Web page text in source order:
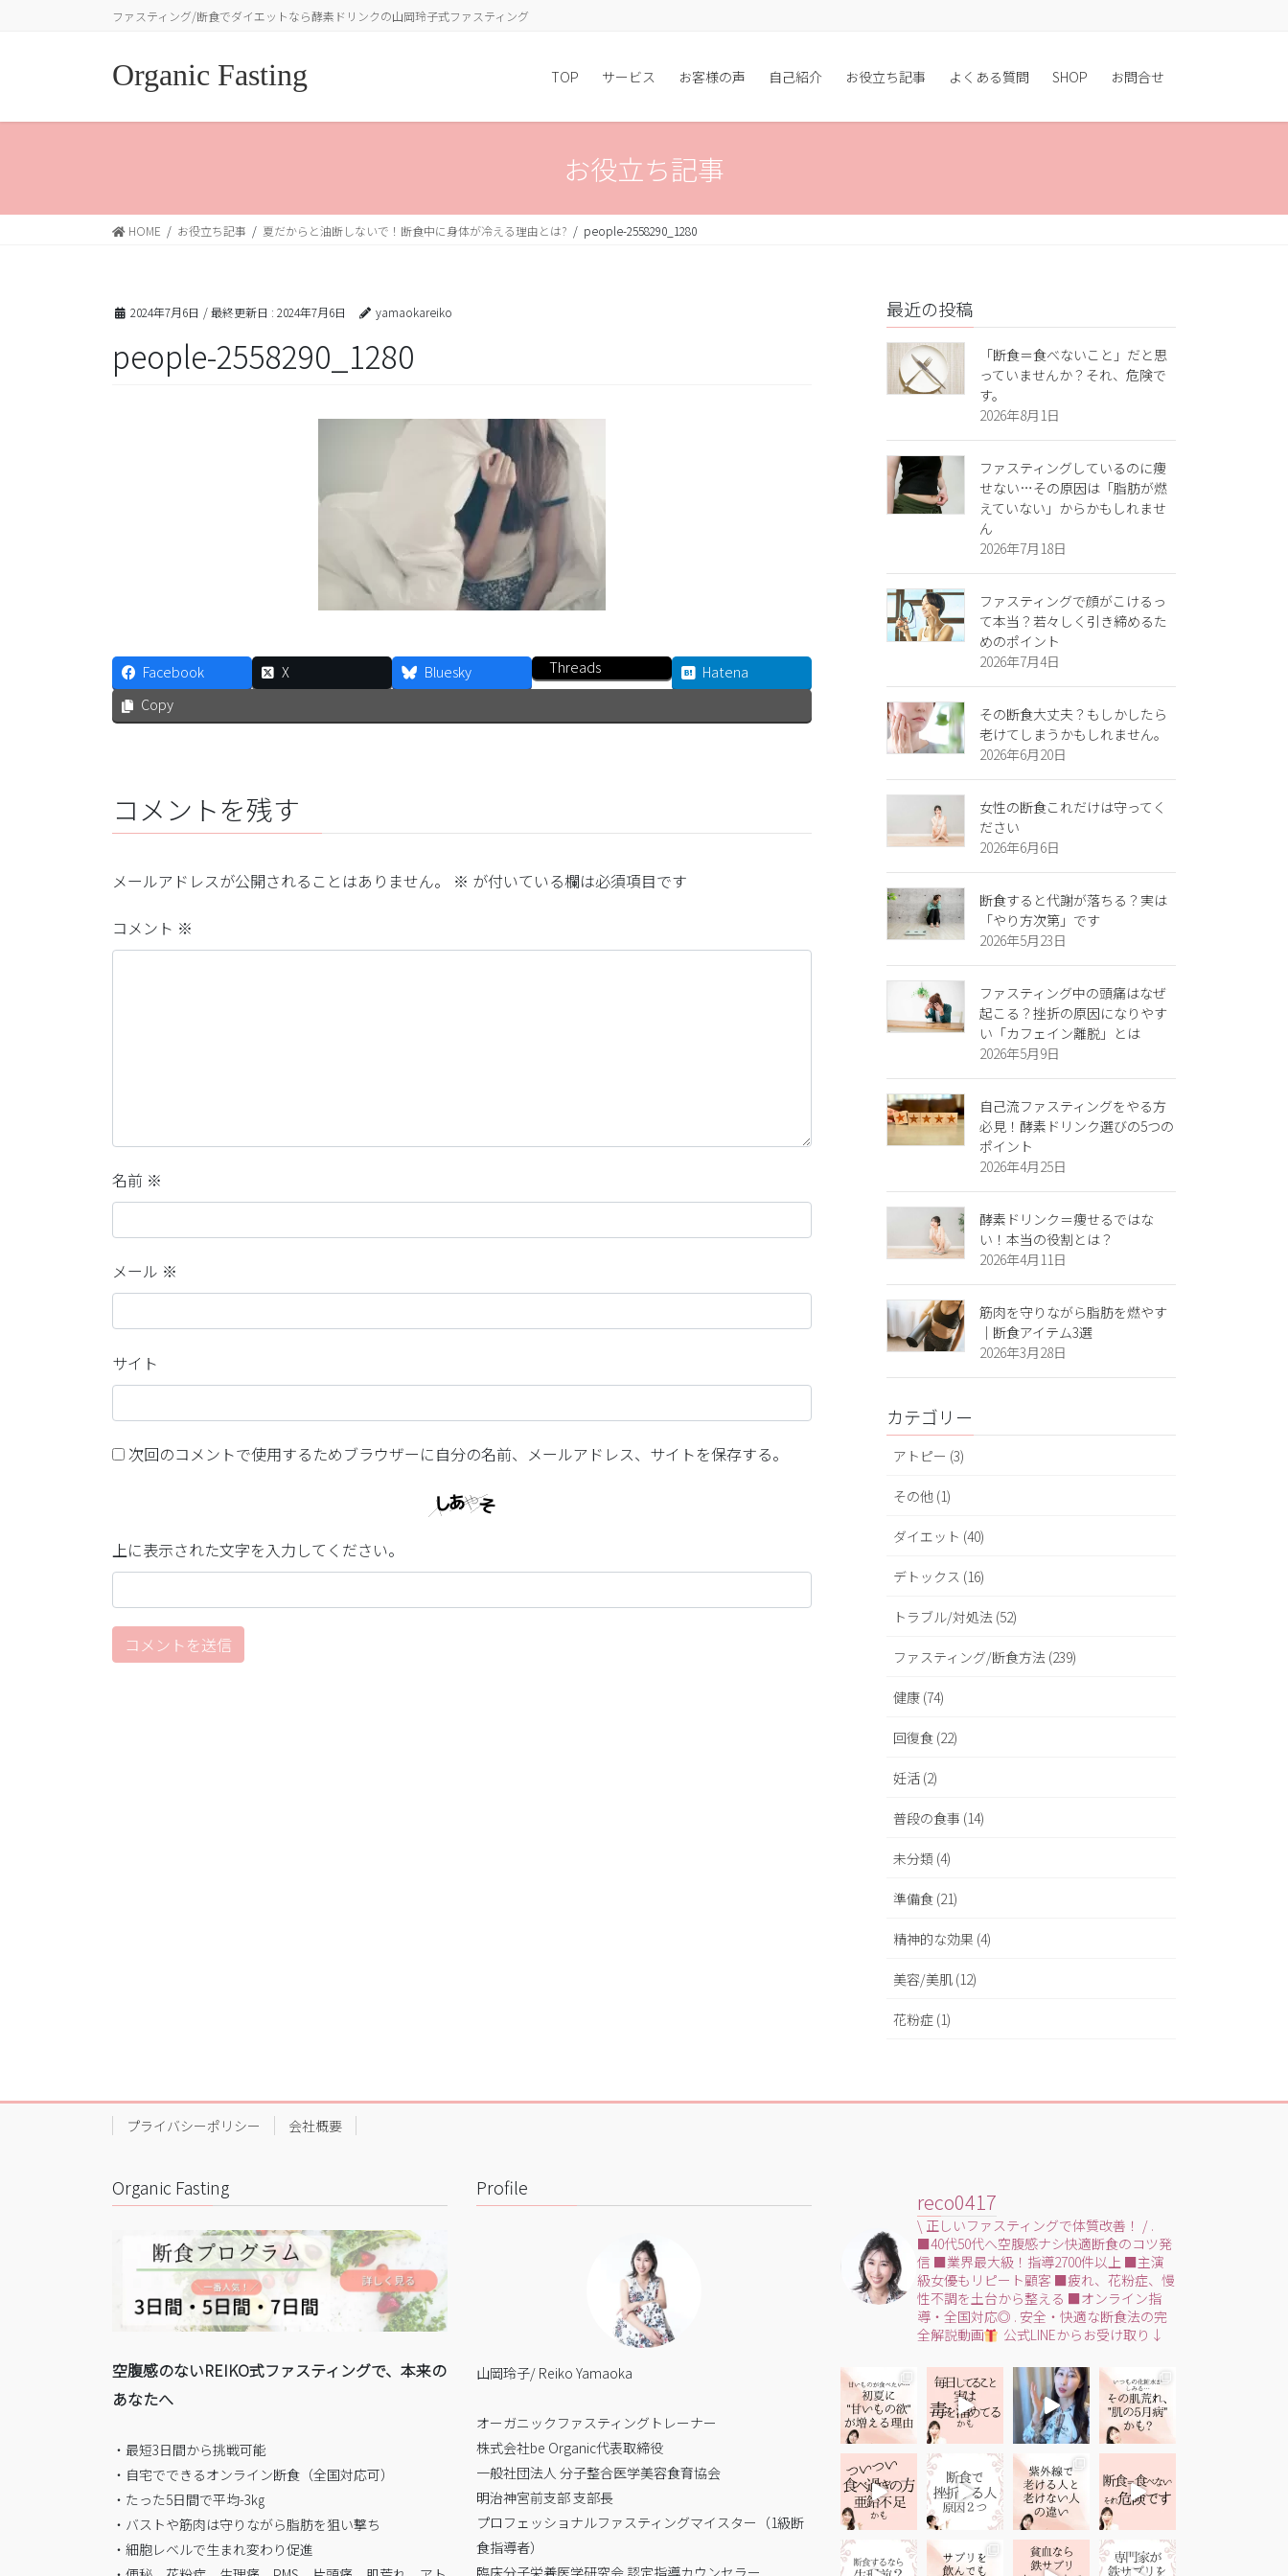
に
ョ
動
ファスティング/断食でダイエットなら酵素ドリンクの山岡玲子式ファスティング
Organic Fasting TOP サービス お客様の声 自己紹介 お役立ち記事 よくある質問 SHOP お問合せ
お役立ち記事
HOME お役立ち記事 夏だからと油断しないで！断食中に身体が冷える理由とは? people-2558290_1280
2024年7月6日 / 最終更新日 : 2024年7月6日 yamaokareiko
people-2558290_1280
Facebook X Bluesky Threads
Hatena
Copy
コメントを残す
メールアドレスが公開されることはありません。 ※ が付いている欄は必須項目です
コメント ※
名前 ※
メール ※
サイト
次回のコメントで使用するためブラウザーに自分の名前、メールアドレス、サイトを保存する。
上に表示された文字を入力してください。
最近の投稿
「断食＝食べないこと」だと思
っていませんか？それ、危険で
す。
2026年8月1日
ファスティングしているのに痩
せない…その原因は「脂肪が燃
えていない」からかもしれませ
ん
2026年7月18日
ファスティングで顔がこけるっ
て本当？若々しく引き締めるた
めのポイント
2026年7月4日
その断食大丈夫？もしかしたら
老けてしまうかもしれません。
2026年6月20日
女性の断食これだけは守ってく
ださい
2026年6月6日
断食すると代謝が落ちる？実は
「やり方次第」です
2026年5月23日
ファスティング中の頭痛はなぜ
起こる？挫折の原因になりやす
い「カフェイン離脱」とは
2026年5月9日
自己流ファスティングをやる方
必見！酵素ドリンク選びの5つの
ポイント
2026年4月25日
酵素ドリンク＝痩せるではな
い！本当の役割とは？
2026年4月11日
筋肉を守りながら脂肪を燃やす
｜断食アイテム3選
2026年3月28日
カテゴリー
アトピー (3)
その他 (1)
ダイエット (40)
デトックス (16)
トラブル/対処法 (52)
ファスティング/断食方法 (239)
健康 (74)
回復食 (22)
妊活 (2)
普段の食事 (14)
未分類 (4)
準備食 (21)
精神的な効果 (4)
美容/美肌 (12)
花粉症 (1)
プライバシーポリシー 会社概要
Organic Fasting
空腹感のないREIKO式ファスティングで、本来の
あなたへ
・最短3日間から挑戦可能
・自宅でできるオンライン断食（全国対応可）
・たった5日間で平均-3㎏
・バストや筋肉は守りながら脂肪を狙い撃ち
・細胞レベルで生まれ変わり促進
Profile
山岡玲子/ Reiko Yamaoka
オーガニックファスティングトレーナー
株式会社be Organic代表取締役
一般社団法人 分子整合医学美容食育協会
明治神宮前支部 支部長
プロフェッショナルファスティングマイスター（1級断
食指導者）
臨床分子栄養医学研究会 認定指導カウンセラー
reco0417
\ 正しいファスティングで体質改善！ /.
■40代50代へ空腹感ナシ快適断食のコツ発
信 ■業界最大級！指導2700件以上■主演
級女優もリピート顧客 ■疲れ、花粉症、慢
性不調を土台から整える ■オンライン指
導・全国対応◎ . 安全・快適な断食法の完
全解説動画
公式LINEからお受け取り↓